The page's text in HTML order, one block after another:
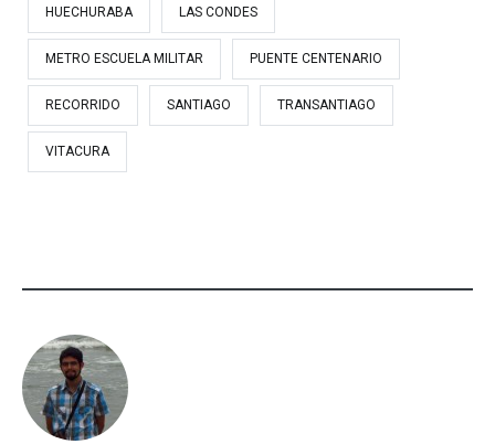
HUECHURABA LAS CONDES
METRO ESCUELA MILITAR PUENTE CENTENARIO
RECORRIDO SANTIAGO TRANSANTIAGO
VITACURA